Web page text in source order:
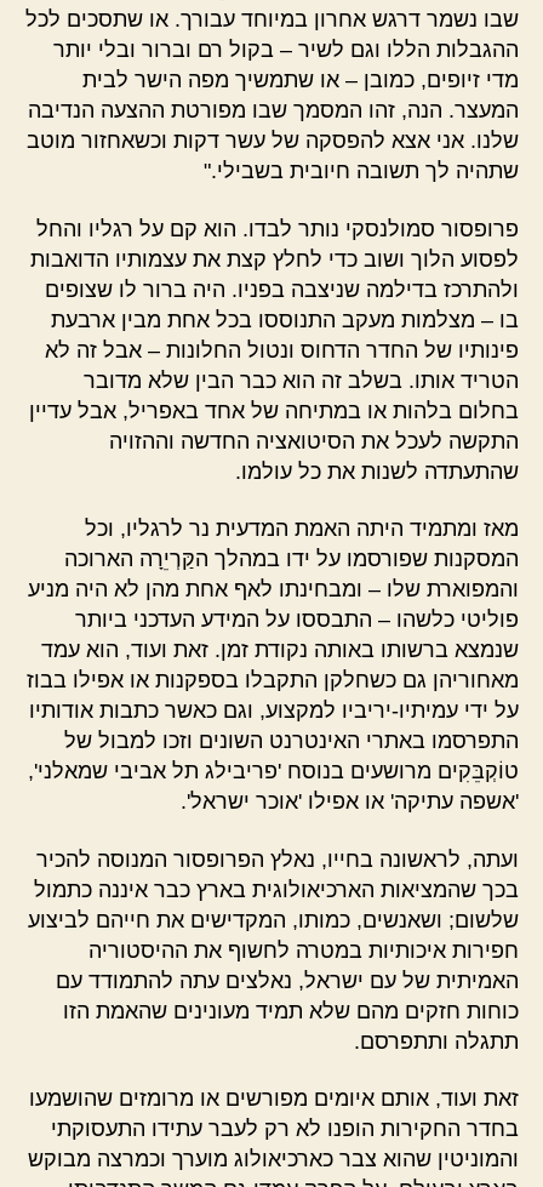
שבו נשמר דרגש אחרון במיוחד עבורך. או שתסכים לכל
ההגבלות הללו וגם לשיר – בקול רם וברור ובלי יותר
מדי זיופים, כמובן – או שתמשיך מפה הישר לבית
המעצר. הנה, זהו המסמך שבו מפורטת ההצעה הנדיבה
שלנו. אני אצא להפסקה של עשר דקות וכשאחזור מוטב
שתהיה לך תשובה חיובית בשבילי."
פרופסור סמולנסקי נותר לבדו. הוא קם על רגליו והחל
לפסוע הלוך ושוב כדי לחלץ קצת את עצמותיו הדואבות
ולהתרכז בדילמה שניצבה בפניו. היה ברור לו שצופים
בו – מצלמות מעקב התנוססו בכל אחת מבין ארבעת
פינותיו של החדר הדחוס ונטול החלונות – אבל זה לא
הטריד אותו. בשלב זה הוא כבר הבין שלא מדובר
בחלום בלהות או במתיחה של אחד באפריל, אבל עדיין
התקשה לעכל את הסיטואציה החדשה וההזויה
שהתעתדה לשנות את כל עולמו.
מאז ומתמיד היתה האמת המדעית נר לרגליו, וכל
המסקנות שפורסמו על ידו במהלך הקַּרְיֵרָה הארוכה
והמפוארת שלו – ומבחינתו לאף אחת מהן לא היה מניע
פוליטי כלשהו – התבססו על המידע העדכני ביותר
שנמצא ברשותו באותה נקודת זמן. זאת ועוד, הוא עמד
מאחוריהן גם כשחלקן התקבלו בספקנות או אפילו בבוז
על ידי עמיתיו-יריביו למקצוע, וגם כאשר כתבות אודותיו
התפרסמו באתרי האינטרנט השונים וזכו למבול של
טוֹקְבֵּקִים מרושעים בנוסח 'פריבילג תל אביבי שמאלני',
'אשפה עתיקה' או אפילו 'אוכר ישראל'.
ועתה, לראשונה בחייו, נאלץ הפרופסור המנוסה להכיר
בכך שהמציאות הארכיאולוגית בארץ כבר איננה כתמול
שלשום; ושאנשים, כמותו, המקדישים את חייהם לביצוע
חפירות איכותיות במטרה לחשוף את ההיסטוריה
האמיתית של עם ישראל, נאלצים עתה להתמודד עם
כוחות חזקים מהם שלא תמיד מעונינים שהאמת הזו
תתגלה ותתפרסם.
זאת ועוד, אותם איומים מפורשים או מרומזים שהושמעו
בחדר החקירות הופנו לא רק לעבר עתידו התעסוקתי
והמוניטין שהוא צבר כארכיאולוג מוערך וכמרצה מבוקש